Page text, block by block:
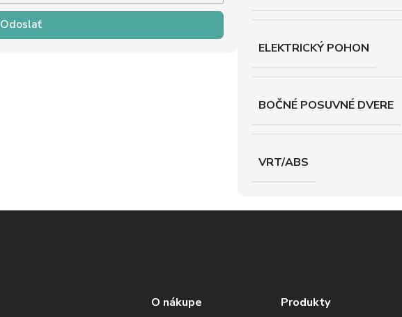
Odoslať
ELEKTRICKÝ POHON
BOČNÉ POSUVNÉ DVERE
VRT/ABS
O nákupe Produkty